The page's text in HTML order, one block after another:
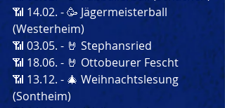
📶 14.02. - 🥳 Jägermeisterball
(Westerheim)
📶 03.05. - 🤘 Stephansried
📶 18.06. - 🤘 Ottobeurer Fescht
📶 13.12. - 🎄 Weihnachtslesung
(Sontheim)